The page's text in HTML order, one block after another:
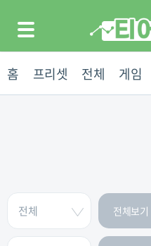
홈 프리셋 전체 게임
전체보기